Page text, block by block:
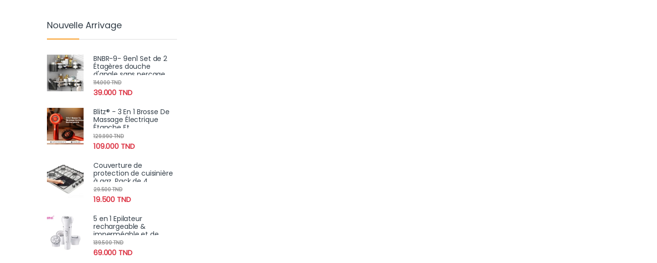
Nouvelle Arrivage
BNBR-9- 9en1 Set de 2
Étagères douche
d'angle sans perçage
INOX rangement salle
de bain
39.000 TND
114.000TND
Blitz® - 3 En 1 Brosse De
Massage Électrique
Étanche Et
Rechargeable Pour
Relaxation Et Croissance
Des Cheveux
109.000 TND
129.990TND
Couverture de
protection de cuisinière
à gaz, Pack de 4
19.500 TND
29.500TND
5 en 1 Epilateur
rechargeable &
imperméable et de
soins de la peau avec
brosse nettoyante,
masseur facial
69.000 TND
139.500TND